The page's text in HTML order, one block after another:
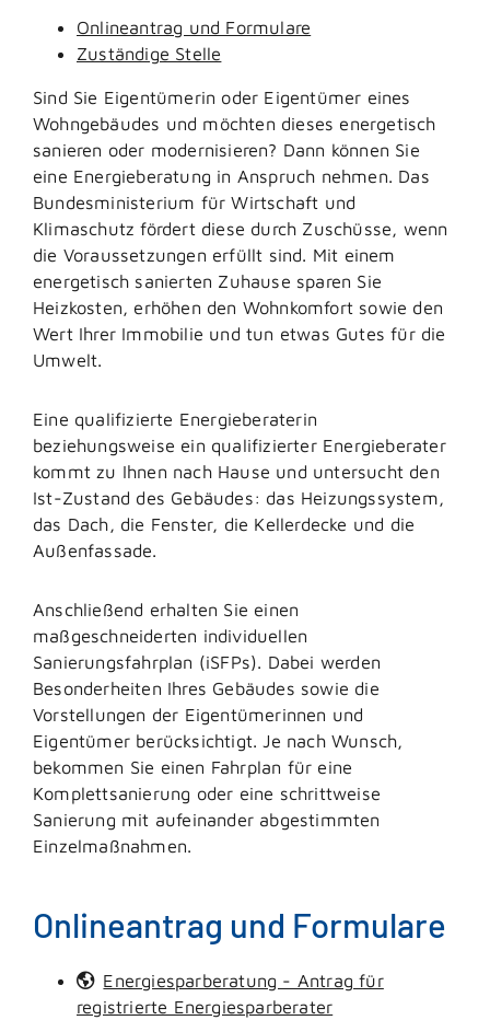
Onlineantrag und Formulare
Zuständige Stelle
Sind Sie Eigentümerin oder Eigentümer eines
Wohngebäudes und möchten dieses energetisch
sanieren oder modernisieren? Dann können Sie
eine Energieberatung in Anspruch nehmen. Das
Bundesministerium für Wirtschaft und
Klimaschutz fördert diese durch Zuschüsse, wenn
die Voraussetzungen erfüllt sind. Mit einem
energetisch sanierten Zuhause sparen Sie
Heizkosten, erhöhen den Wohnkomfort sowie den
Wert Ihrer Immobilie und tun etwas Gutes für die
Umwelt.
Eine qualifizierte Energieberaterin
beziehungsweise ein qualifizierter Energieberater
kommt zu Ihnen nach Hause und untersucht den
Ist-Zustand des Gebäudes: das Heizungssystem,
das Dach, die Fenster, die Kellerdecke und die
Außenfassade.
Anschließend erhalten Sie einen
maßgeschneiderten individuellen
Sanierungsfahrplan (iSFPs). Dabei werden
Besonderheiten Ihres Gebäudes sowie die
Vorstellungen der Eigentümerinnen und
Eigentümer berücksichtigt. Je nach Wunsch,
bekommen Sie einen Fahrplan für eine
Komplettsanierung oder eine schrittweise
Sanierung mit aufeinander abgestimmten
Einzelmaßnahmen.
Onlineantrag und Formulare
Energiesparberatung - Antrag für
registrierte Energiesparberater